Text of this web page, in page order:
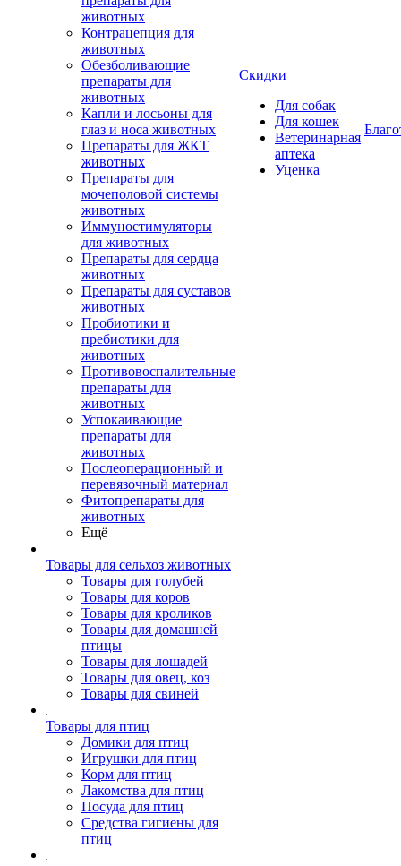
животных
Контрацепция для
животных
Обезболивающие
препараты для
животных
Капли и лосьоны для
глаз и носа животных
Препараты для ЖКТ
животных
Препараты для
мочеполовой системы
животных
Иммуностимуляторы
для животных
Препараты для сердца
животных
Препараты для суставов
животных
Пробиотики и
пребиотики для
животных
Противовоспалительные
препараты для
животных
Успокаивающие
препараты для
животных
Послеоперационный и
перевязочный материал
Фитопрепараты для
животных
Ещё
Товары для сельхоз животных
Товары для голубей
Товары для коров
Товары для кроликов
Товары для домашней
птицы
Товары для лошадей
Товары для овец, коз
Товары для свиней
Товары для птиц
Домики для птиц
Игрушки для птиц
Корм для птиц
Лакомства для птиц
Посуда для птиц
Средства гигиены для
птиц
Скидки
Для собак
Для кошек
Ветеринарная
аптека
Уценка